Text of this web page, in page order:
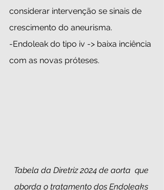
considerar intervenção se sinais de
crescimento do aneurisma.
-Endoleak do tipo iv -> baixa inciência
com as novas próteses.
Tabela da Diretriz 2024 de aorta  que
aborda o tratamento dos Endoleaks